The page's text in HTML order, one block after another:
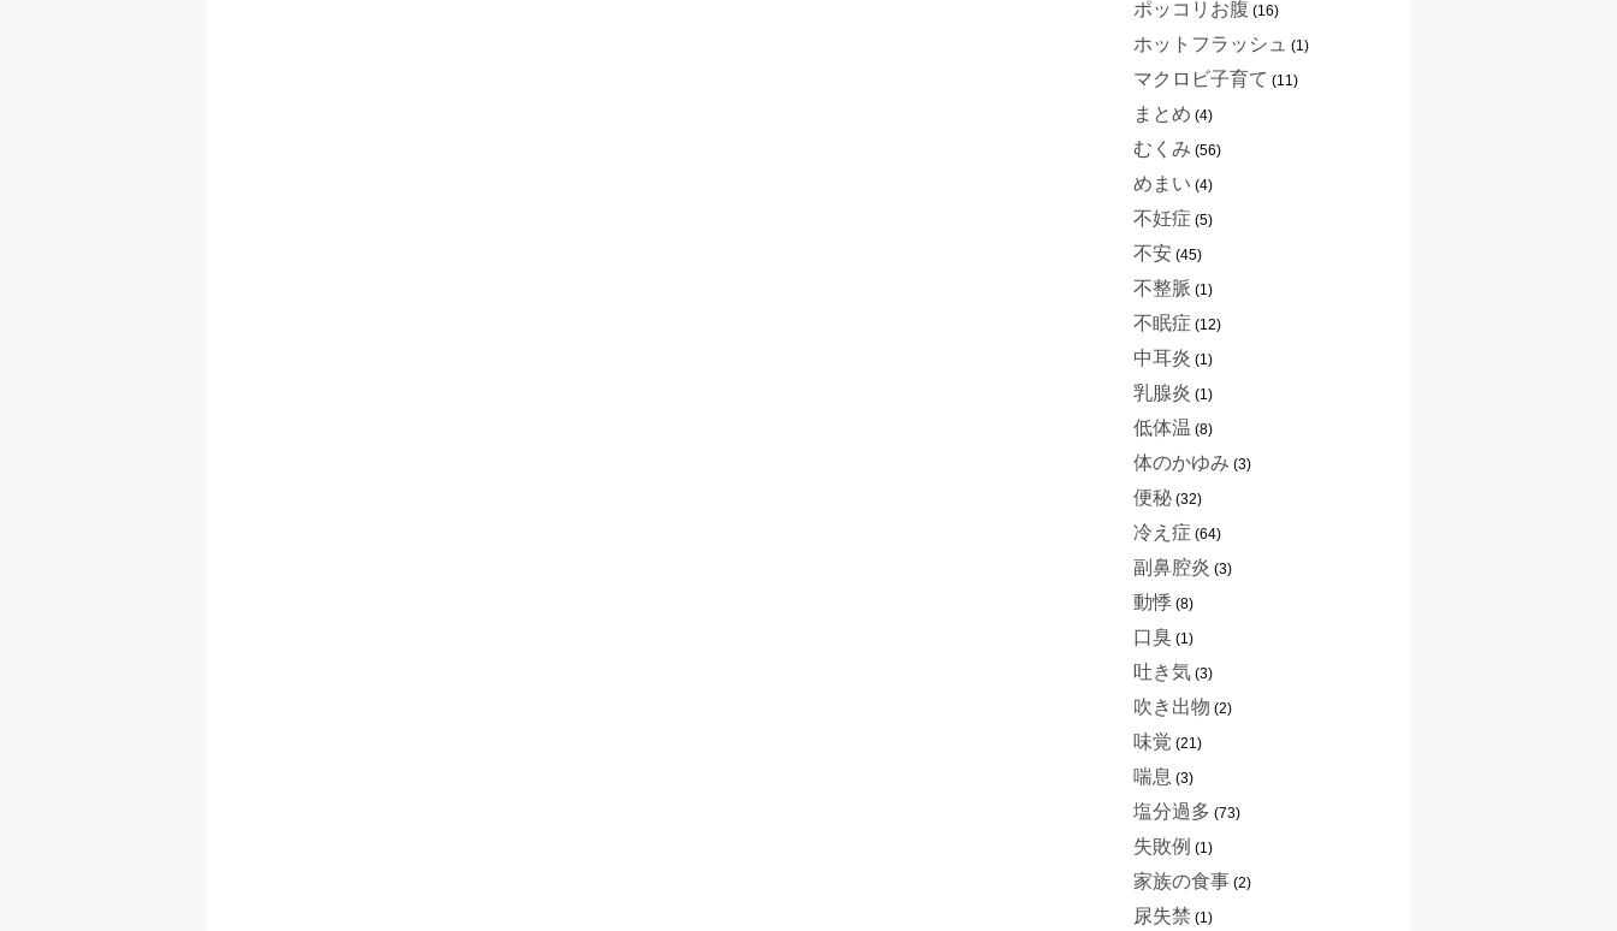
ポッコリお腹 (16)
ホットフラッシュ (1)
マクロビ子育て (11)
まとめ (4)
むくみ (56)
めまい (4)
不妊症 (5)
不安 (45)
不整脈 (1)
不眠症 (12)
中耳炎 (1)
乳腺炎 (1)
低体温 (8)
体のかゆみ (3)
便秘 (32)
冷え症 (64)
副鼻腔炎 (3)
動悸 (8)
口臭 (1)
吐き気 (3)
吹き出物 (2)
味覚 (21)
喘息 (3)
塩分過多 (73)
失敗例 (1)
家族の食事 (2)
尿失禁 (1)